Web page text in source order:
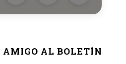
AMIGO AL BOLETÍN